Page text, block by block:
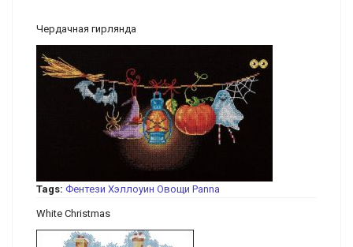
Чердачная гирлянда
Tags: Фентези Хэллоуин Овощи Panna
White Christmas